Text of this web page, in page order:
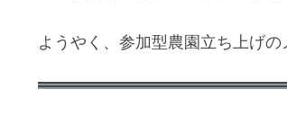
ようやく、参加型農園立ち上げの